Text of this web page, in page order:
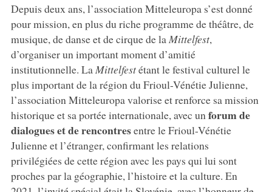
Depuis deux ans, l’association Mitteleuropa s’est donné
pour mission, en plus du riche programme de théâtre, de
musique, de danse et de cirque de la Mittelfest,
d’organiser un important moment d’amitié
institutionnelle. La Mittelfestétant le festival culturel le
plus important de la région du Frioul-Vénétie Julienne,
l’association Mitteleuropa valorise et renforce sa mission
historique et sa portée internationale, avec unforum de
dialogues et de rencontresentre le Frioul-Vénétie
Julienne et l’étranger, confirmant les relations
privilégiées de cette région avec les pays qui lui sont
proches par la géographie, l’histoire et la culture. En